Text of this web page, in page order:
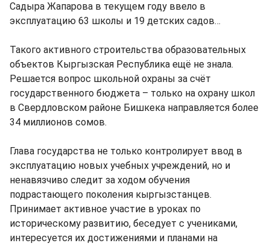
Садыра Жапарова в текущем году ввело в
эксплуатацию 63 школы и 19 детских садов…
Такого активного строительства образовательных
объектов Кыргызская Республика ещё не знала.
Решается вопрос школьной охраны за счёт
государственного бюджета – только на охрану школ
в Свердловском районе Бишкека направляется более
34 миллионов сомов.
Глава государства не только контролирует ввод в
эксплуатацию новых учебных учреждений, но и
ненавязчиво следит за ходом обучения
подрастающего поколения кыргызстанцев.
Принимает активное участие в уроках по
историческому развитию, беседует с учениками,
интересуется их достижениями и планами на